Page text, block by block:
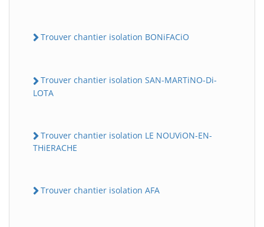
Trouver chantier isolation BONiFACiO
Trouver chantier isolation SAN-MARTiNO-Di-
LOTA
Trouver chantier isolation LE NOUViON-EN-
THiERACHE
Trouver chantier isolation AFA